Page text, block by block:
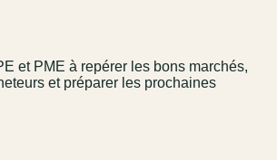
et PME à repérer les bons marchés,
et préparer les prochaines